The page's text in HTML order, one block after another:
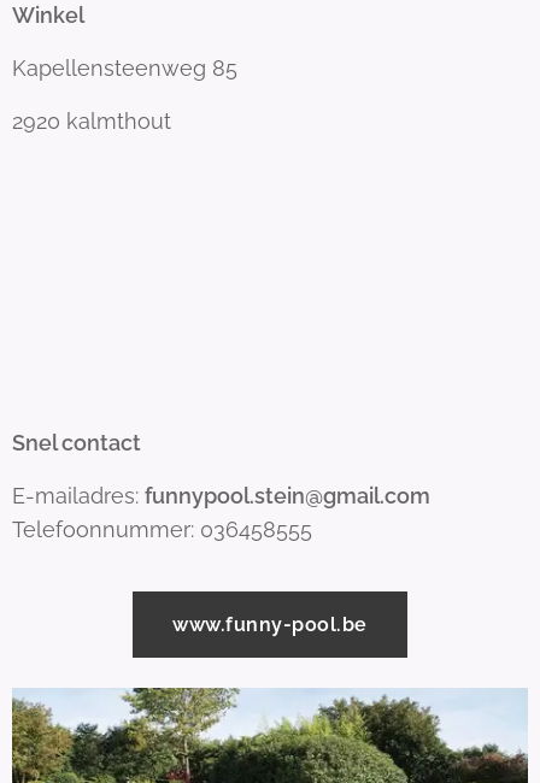
Winkel
Kapellensteenweg 85
2920 kalmthout
Snel contact
E-mailadres: funnypool.stein@gmail.com
Telefoonnummer: 036458555
www.funny-pool.be